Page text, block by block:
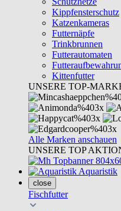
Kippfensterschutz
Katzenkameras
Futternäpfe
Trinkbrunnen
Futterautomaten
Kittenfutter
UNSERE TOP-
Alle Marken anschauen
UNSERE TOP
Aquaristik
close
Fischfutter